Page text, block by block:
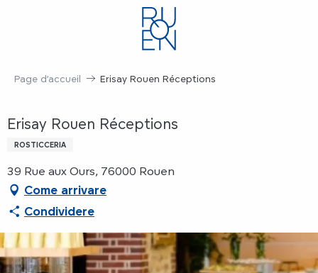
Page d’accueil Erisay Rouen Réceptions
Erisay Rouen Réceptions
ROSTICCERIA
39 Rue aux Ours, 76000 Rouen
Come arrivare
Condividere